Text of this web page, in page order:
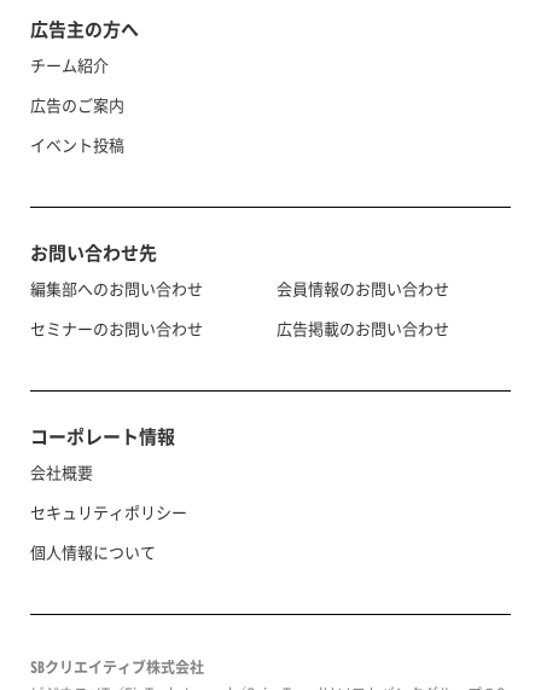
広告主の方へ
チーム紹介
広告のご案内
イベント投稿
お問い合わせ先
編集部へのお問い合わせ
セミナーのお問い合わせ
会員情報のお問い合わせ
広告掲載のお問い合わせ
コーポレート情報
会社概要
セキュリティポリシー
個人情報について
SBクリエイティブ株式会社